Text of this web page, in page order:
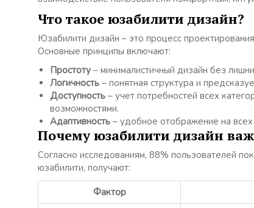
Что такое юзабилити дизайн?
Юзабилити дизайн – это процесс
Основные принципы включают:
Простоту – минималистичный дизайн без
Логичность – понятная структура и
Доступность – учет потребностей всех
возможностями.
Адаптивность – удобное отображение на всех
Почему юзабилити дизайн
Согласно исследованиям, 88% пользователей
юзабилити, получают:
Фактор